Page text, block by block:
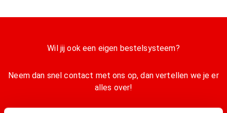
Wil jij ook een eigen bestelsysteem?
Neem dan snel contact met ons op, dan vertellen we je er
alles over!